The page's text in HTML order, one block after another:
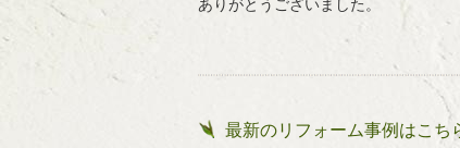
ありがとうございました。
最新のリフォーム事例はこち